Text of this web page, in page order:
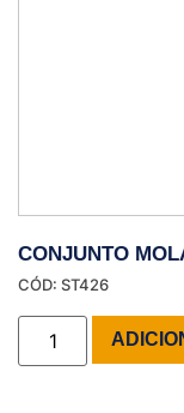
CONJUNTO
CÓD: ST426